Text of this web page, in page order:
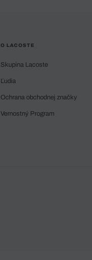
O LACOSTE
Skupina Lacoste
Ľudia
Ochrana obchodnej značky
Vernostný Program